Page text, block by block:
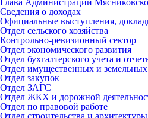
Глава Администрации
Сведения о доходах
Официальные выступления,
Отдел сельского хозяйства
Контрольно-ревизионный сектор
Отдел экономического развития
Отдел бухгалтерского учета и
Отдел имущественных и
Отдел закупок
Отдел ЗАГС
Отдел ЖКХ и дорожной
Отдел по правовой работе
Отдел строительства и архитектуры